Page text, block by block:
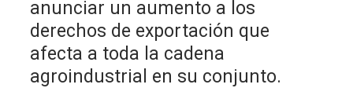
anunciar un aumento a los
derechos de exportación que
afecta a toda la cadena
agroindustrial en su conjunto.